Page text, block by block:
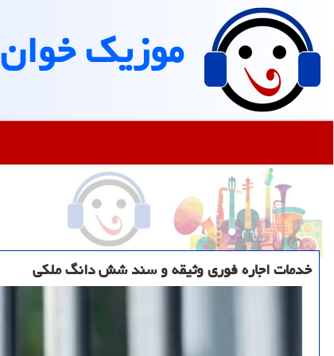
موزیك خوان
خدمات اجاره فوری وثیقه و سند شش دانگ ملکی